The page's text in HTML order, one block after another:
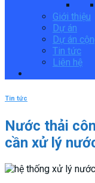
Giới thiệu
Dự án
Dự án
Tin tức
Liên hệ
Tin tức
Nước thải
cần xử lý